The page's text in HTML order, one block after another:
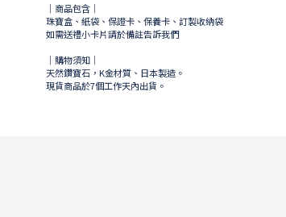
｜商品包含｜
珠寶盒、紙袋、保證卡、保養卡、訂製收納袋
如需送禮小卡片請於備註告訴我們
｜購物須知｜
天然鑽寶石，K金材質、日本製造。
現貨商品於7個工作天內出貨。